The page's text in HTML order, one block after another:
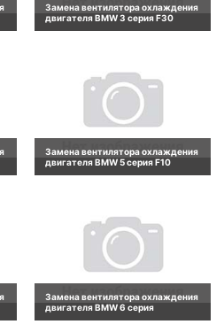
Замена вентилятора охлаждения
двигателя BMW 3 серия F30
Замена вентилятора охлаждения
двигателя BMW 5 серия F10
Замена вентилятора охлаждения
двигателя BMW 6 серия